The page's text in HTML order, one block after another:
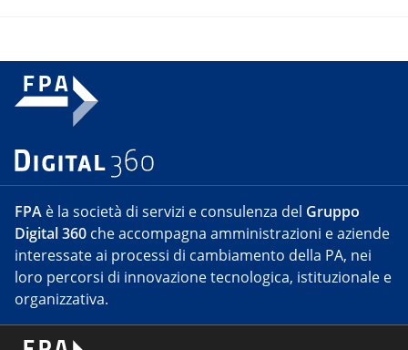
FPA è la società di servizi e consulenza del Gruppo
Digital 360 che accompagna amministrazioni e aziende
interessate ai processi di cambiamento della PA, nei
loro percorsi di innovazione tecnologica, istituzionale e
organizzativa.